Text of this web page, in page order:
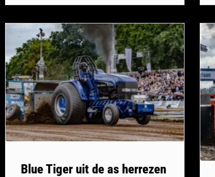
Blue Tiger uit de as herrezen